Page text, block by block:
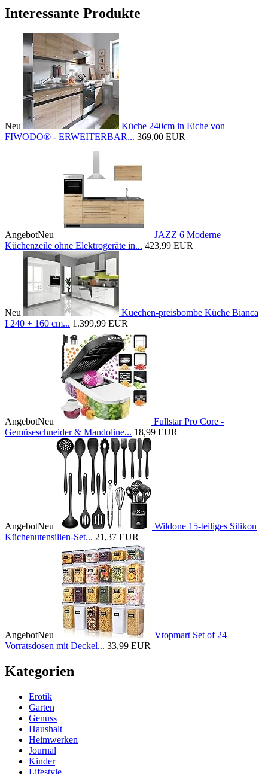
Interessante Produkte
Neu
Küche 240cm in Eiche von
FIWODO® - ERWEITERBAR... 369,00 EUR
AngebotNeu
JAZZ 6 Moderne
Küchenzeile ohne Elektrogeräte in... 423,99 EUR
Neu
Kuechen-preisbombe Küche Bianca
I 240 + 160 cm... 1.399,99 EUR
AngebotNeu
Fullstar Pro Core -
Gemüseschneider & Mandoline... 18,99 EUR
AngebotNeu
Wildone 15-teiliges Silikon
Küchenutensilien-Set... 21,37 EUR
AngebotNeu
Vtopmart Set of 24
Vorratsdosen mit Deckel... 33,99 EUR
Kategorien
Erotik
Garten
Genuss
Haushalt
Heimwerken
Journal
Kinder
Lifestyle